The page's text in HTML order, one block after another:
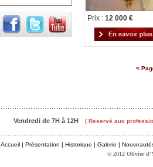
Prix : 12 000 €
<
Vendredi de 7H à 12H ( Reservé aux
Accueil | Présentation | Historique | Galerie |
© 2012 Olivier